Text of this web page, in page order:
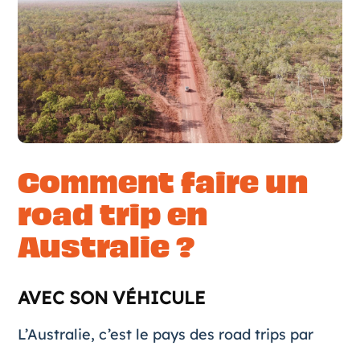
Comment faire un
road trip en
Australie ?
AVEC SON VÉHICULE
L’Australie, c’est le pays des road trips par